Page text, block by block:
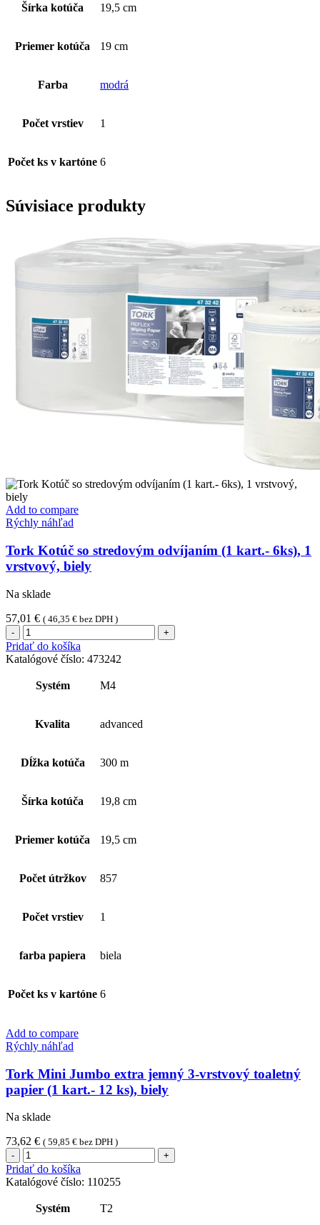
Šírka kotúča 19,5 cm
Priemer kotúča 19 cm
Farba modrá
Počet vrstiev 1
Počet ks v kartóne 6
Súvisiace produkty
Add to compare
Rýchly náhľad
Tork Kotúč so stredovým odvíjaním (1 kart.- 6ks), 1
vrstvový, biely
Na sklade
57,01 € ( 46,35 € bez DPH )
množstvo
Tork
Kotúč
stredovým
odvíjaním
kart.-
vrstvový,
Pridať do košíka
Katalógové číslo: 473242
Systém M4
Kvalita advanced
Dĺžka kotúča 300 m
Šírka kotúča 19,8 cm
Priemer kotúča 19,5 cm
Počet útržkov 857
Počet vrstiev 1
farba papiera biela
Počet ks v kartóne 6
Add to compare
Rýchly náhľad
Tork Mini Jumbo extra jemný 3-vrstvový toaletný
papier (1 kart.- 12 ks), biely
Na sklade
73,62 € ( 59,85 € bez DPH )
množstvo
Tork
Mini
Jumbo
extra
jemný
Pridať do košíka
Katalógové číslo: 110255
Systém T2